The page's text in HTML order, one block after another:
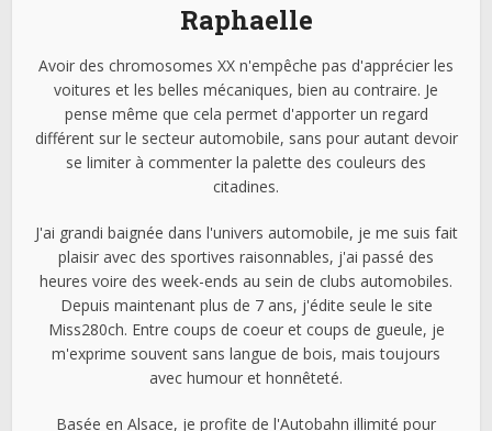
Raphaelle
Avoir des chromosomes XX n'empêche pas d'apprécier les
voitures et les belles mécaniques, bien au contraire. Je
pense même que cela permet d'apporter un regard
différent sur le secteur automobile, sans pour autant devoir
se limiter à commenter la palette des couleurs des
citadines.
J'ai grandi baignée dans l'univers automobile, je me suis fait
plaisir avec des sportives raisonnables, j'ai passé des
heures voire des week-ends au sein de clubs automobiles.
Depuis maintenant plus de 7 ans, j'édite seule le site
Miss280ch. Entre coups de coeur et coups de gueule, je
m'exprime souvent sans langue de bois, mais toujours
avec humour et honnêteté.
Basée en Alsace, je profite de l'Autobahn illimité pour